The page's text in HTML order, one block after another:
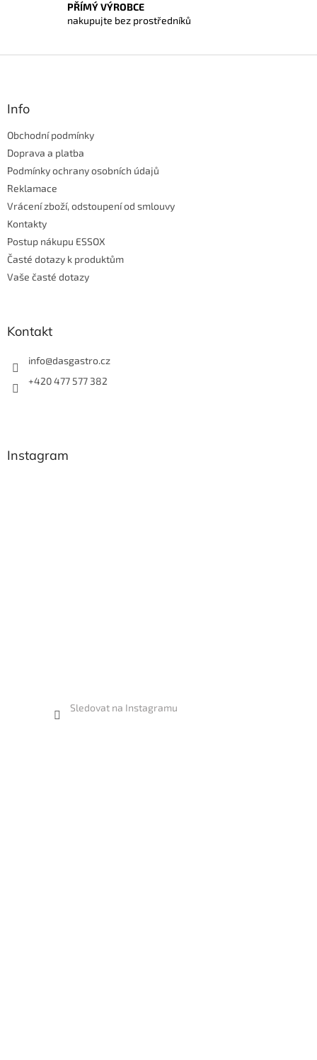
s
u
PŘÍMÝ VÝROBCE
nakupujte bez prostředníků
Z
Info
Obchodní podmínky
Doprava a platba
Podmínky ochrany osobních údajů
Reklamace
Vrácení zboží, odstoupení od smlouvy
Kontakty
Postup nákupu ESSOX
Časté dotazy k produktům
Vaše časté dotazy
Kontakt
info@dasgastro.cz
+420 477 577 382
Instagram
Sledovat na Instagramu